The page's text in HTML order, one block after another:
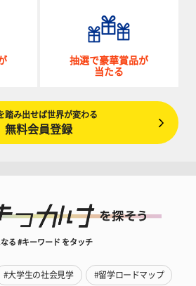
抽選で豪華賞品が
当たる
踏み出せば世界が変わる
無料会員登録
る #キーワード をタッチ
#大学生の社会見学 #留学ロードマップ